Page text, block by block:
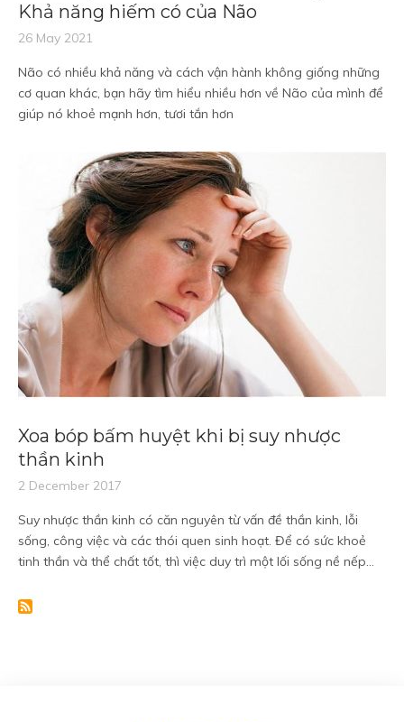
Khả năng hiếm có của Não
26 May 2021
Não có nhiều khả năng và cách vận hành không giống những
cơ quan khác, bạn hãy tìm hiểu nhiều hơn về Não của mình để
giúp nó khoẻ mạnh hơn, tươi tắn hơn
Xoa bóp bấm huyệt khi bị suy nhược
thần kinh
2 December 2017
Suy nhược thần kinh có căn nguyên từ vấn đề thần kinh, lỗi
sống, công việc và các thói quen sinh hoạt. Để có sức khoẻ
tinh thần và thể chất tốt, thì việc duy trì một lối sống nề nếp...